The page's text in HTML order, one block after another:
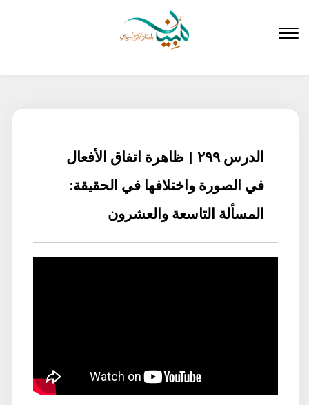
المحتوى
الدرس ٢٩٩ | ظاهرة اتفاق الأفعال
في الصورة واختلافها في الحقيقة:
المسألة التاسعة والعشرون